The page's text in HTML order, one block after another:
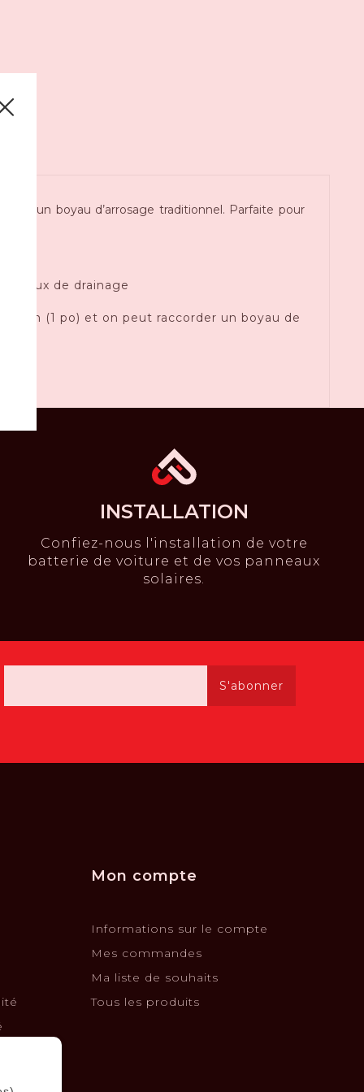
à un boyau d’arrosage traditionnel. Parfaite pour
de drainage
mm (1 po) et on peut raccorder un boyau de
INSTALLATION
Confiez-nous l'installation de votre
batterie de voiture et de vos panneaux
solaires.
S'abonner
Mon compte
Informations sur le compte
Mes commandes
Ma liste de souhaits
Tous les produits